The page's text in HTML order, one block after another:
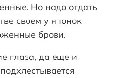
Но надо отдать
своем у японок
брови.
глаза, да еще и